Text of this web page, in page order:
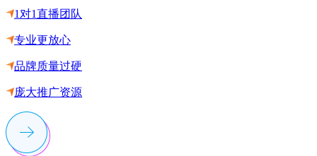
1对1直播团队
专业更放心
品牌质量过硬
庞大推广资源